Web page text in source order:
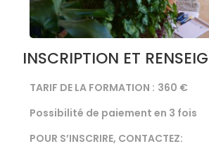
INSCRIPTION ET
TARIF DE LA FORMATION : 360 €
Possibilité de paiement en 3 fois
POUR S’INSCRIRE, CONTACTEZ: